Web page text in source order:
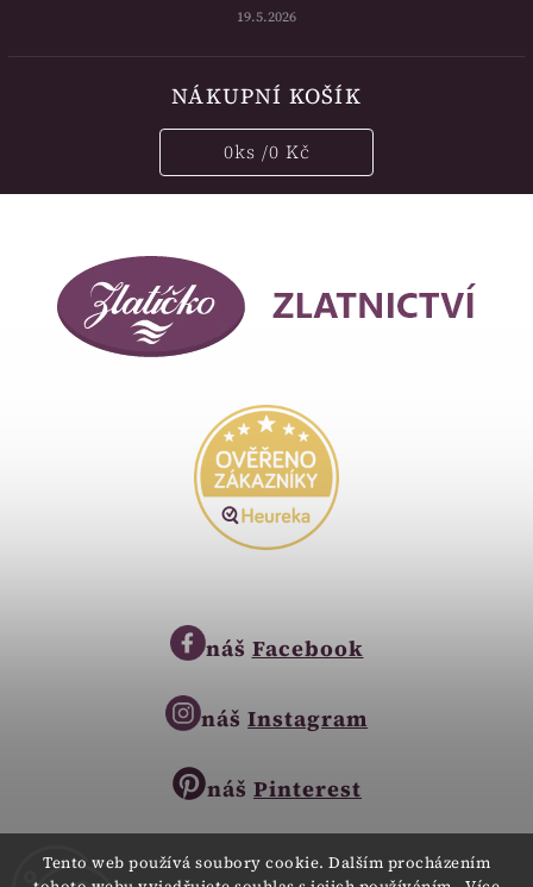
Tento web používá soubory cookie. Dalším procházením
19.5.2026
NÁKUPNÍ KOŠÍK
0ks /0 Kč
náš Facebook
náš Instagram
náš Pinterest